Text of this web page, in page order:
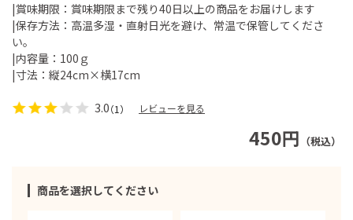
450円 （税込）
商品を選択してください
|賞味期限：賞味期限まで残り40日以上の商品をお届けします
|保存方法：高温多湿・直射日光を避け、常温で保管してくださ
い。
|内容量：100ｇ
|寸法：縦24cm×横17cm
3.0（1） レビューを見る